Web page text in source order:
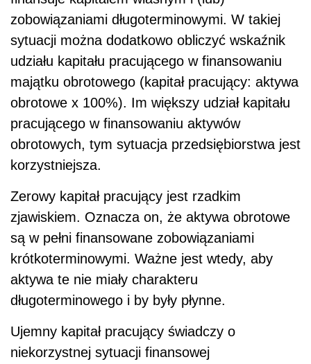
zobowiązaniami długoterminowymi. W takiej
sytuacji można dodatkowo obliczyć wskaźnik
udziału kapitału pracującego w finansowaniu
majątku obrotowego (kapitał pracujący: aktywa
obrotowe x 100%). Im większy udział kapitału
pracującego w finansowaniu aktywów
obrotowych, tym sytuacja przedsiębiorstwa jest
korzystniejsza.
Zerowy kapitał pracujący jest rzadkim
zjawiskiem. Oznacza on, że aktywa obrotowe
są w pełni finansowane zobowiązaniami
krótkoterminowymi. Ważne jest wtedy, aby
aktywa te nie miały charakteru
długoterminowego i by były płynne.
Ujemny kapitał pracujący świadczy o
niekorzystnej sytuacji finansowej